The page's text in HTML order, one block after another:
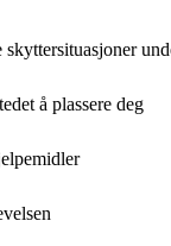
å plassere deg